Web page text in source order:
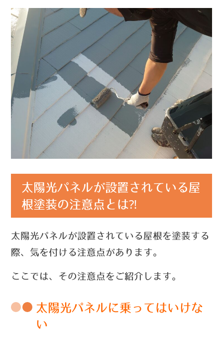
太陽光パネルが設置されている屋
根塗装の注意点とは⁈
太陽光パネルが設置されている屋根を塗装する
際、気を付ける注意点があります。
ここでは、その注意点をご紹介します。
太陽光パネルに乗ってはいけな
い